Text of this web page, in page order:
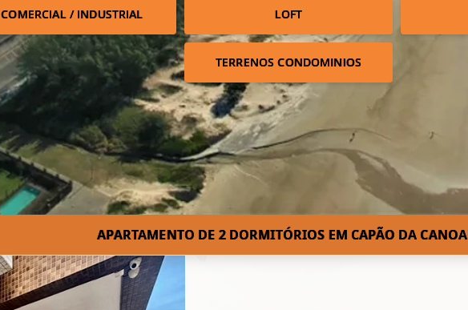
COMERCIAL / INDUSTRIAL LOFT
TERRENOS CONDOMINIOS
APARTAMENTO DE 2 DORMITÓRIOS EM CAPÃO DA